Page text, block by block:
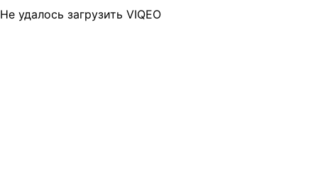
Не удалось загрузить VIQEO